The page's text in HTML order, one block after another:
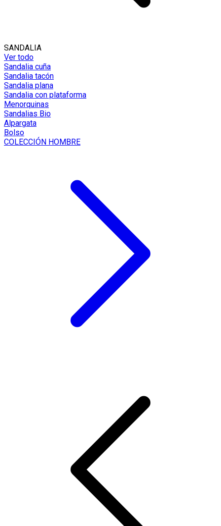
SANDALIA
Ver todo
Sandalia cuña
Sandalia tacón
Sandalia plana
Sandalia con plataforma
Menorquinas
Sandalias Bio
Alpargata
Bolso
COLECCIÓN HOMBRE